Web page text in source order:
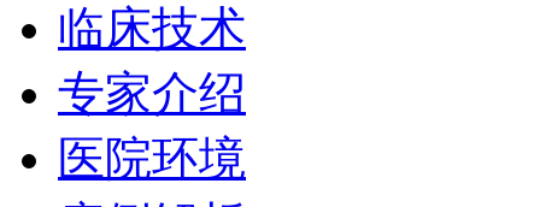
临床技术
专家介绍
医院环境